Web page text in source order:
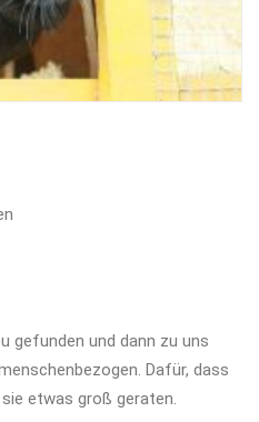
gefunden und dann zu uns
Dafür, dass
etwas groß geraten.